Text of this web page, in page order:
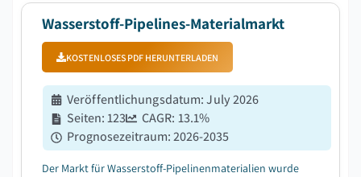
Wasserstoff-Pipelines-Materialmarkt
KOSTENLOSES PDF HERUNTERLADEN
Veröffentlichungsdatum:July 2026
Seiten:123 CAGR: 13.1%
Prognosezeitraum:2026-2035
Der Markt für Wasserstoff-Pipelinenmaterialien wurde